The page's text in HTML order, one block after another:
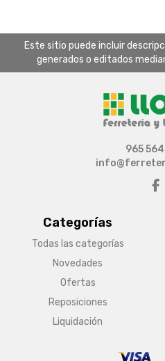
Este sitio puede incluir
generados o editados
Categorías
Todas las categorías
Novedades
Ofertas
Reposiciones
Liquidación
965